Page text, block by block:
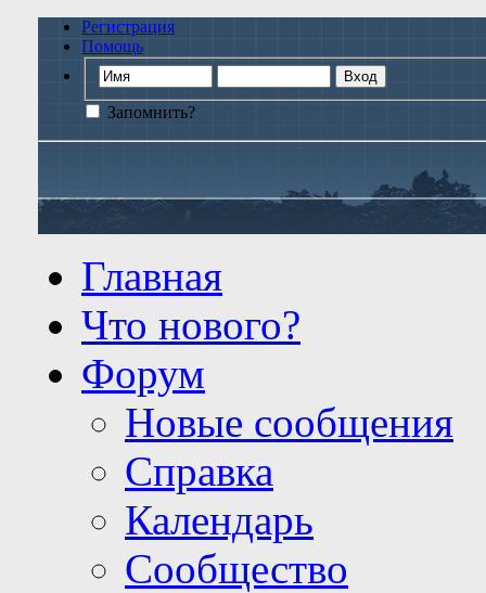
Регистрация
Помощь
Запомнить?
Главная
Что нового?
Форум
Новые сообщения
Справка
Календарь
Сообщество